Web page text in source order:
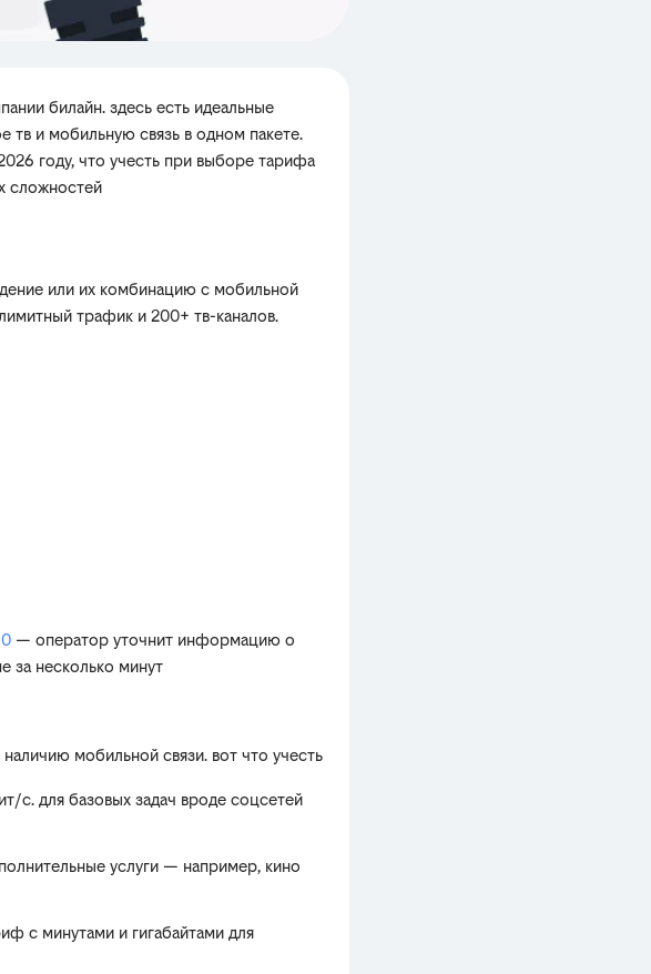
билайн. здесь есть идеальные
тв и мобильную связь в одном пакете.
году, что учесть при выборе тарифа
сложностей
или их комбинацию с мобильной
трафик и 200+ тв-каналов.
— оператор уточнит информацию о
за несколько минут
мобильной связи. вот что учесть
с. для базовых задач вроде соцсетей
услуги — например, кино
с минутами и гигабайтами для